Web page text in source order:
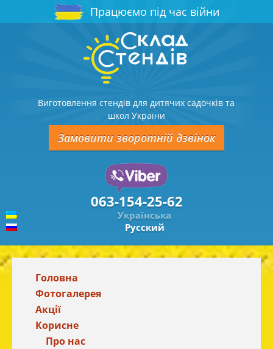
Працюємо під час війни
Виготовлення стендів для дитячих садочків та
школ України
Замовити зворотній дзвінок
063-154-25-62
Українська
Русский
Головна
Фотогалерея
Акції
Корисне
Про нас